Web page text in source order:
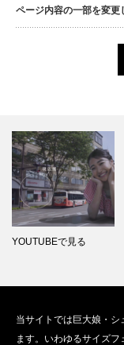
ページ内容の一部を変更
YOUTUBEで見る
当サイトでは巨大娘・
ます。いわゆるサイズ